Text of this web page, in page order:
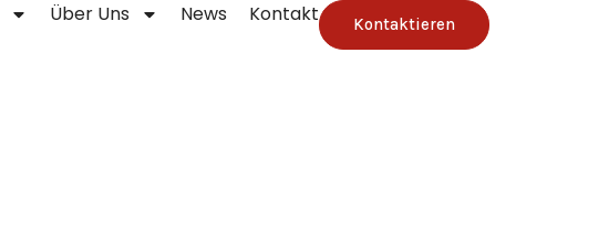
Über Uns News Kontakt Kontaktieren